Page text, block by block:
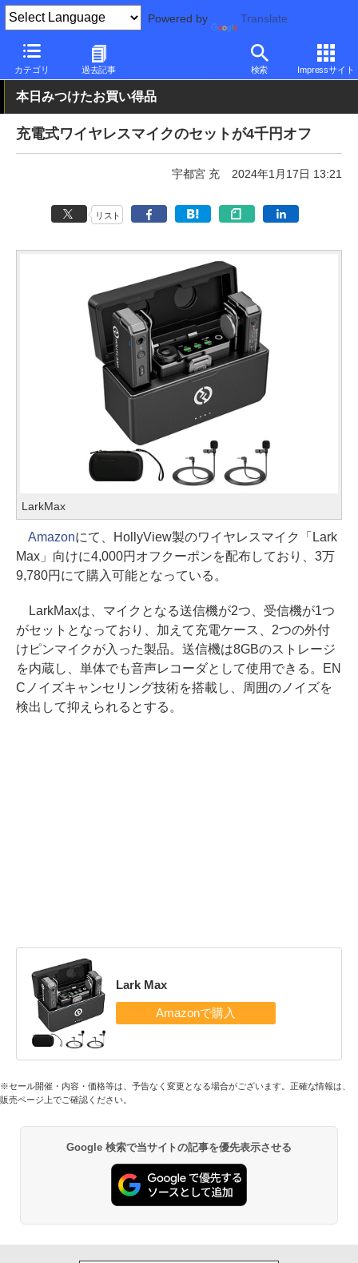
Powered by Translate
カテゴリ 過去記事 検索 Impressサイト
PC Watch 半導体/周辺機器
本日みつけたお買い得品
充電式ワイヤレスマイクのセットが4千円オフ
宇都宮 充 2024年1月17日 13:21
リスト
LarkMax
Amazonにて、HollyView製のワイヤレスマイク「Lark
Max」向けに4,000円オフクーポンを配布しており、3万
9,780円にて購入可能となっている。
LarkMaxは、マイクとなる送信機が2つ、受信機が1つ
がセットとなっており、加えて充電ケース、2つの外付
けピンマイクが入った製品。送信機は8GBのストレージ
を内蔵し、単体でも音声レコーダとして使用できる。EN
Cノイズキャンセリング技術を搭載し、周囲のノイズを
検出して抑えられるとする。
Lark Max
※セール開催・内容・価格等は、予告なく変更となる場合がございます。正確な情報は、
販売ページ上でご確認ください。
Google 検索で当サイトの記事を優先表示させる